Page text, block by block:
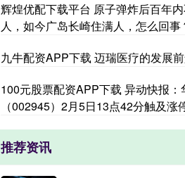
辉煌优配下载平台 原子弹炸后百年
人，如今广岛长崎住满人，怎么回事
九牛配资APP下载 迈瑞医疗的发展
100元股票配资APP下载 异动快报：
（002945）2月5日13点42分触及涨
推荐资讯